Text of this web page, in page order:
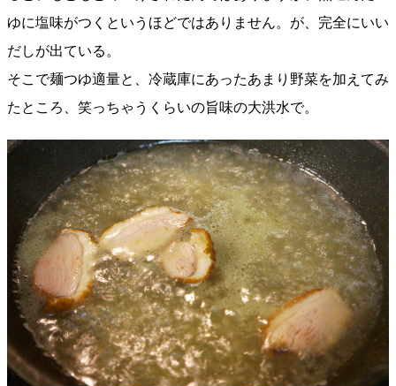
ゆに塩味がつくというほどではありません。が、完全にいい
だしが出ている。
そこで麺つゆ適量と、冷蔵庫にあったあまり野菜を加えてみ
たところ、笑っちゃうくらいの旨味の大洪水で。